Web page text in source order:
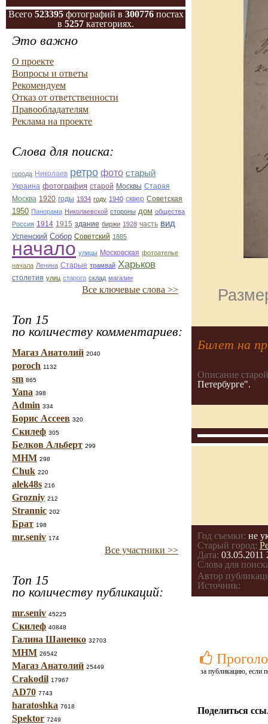
Всего 523395фотографий в 300776постах
в 5257 категориях.
Это важно
О проекте
Вопросы и ответы
Рекомендуем
Отказ от ответственности
Правообладателям
Реклама на проекте
Слова для поиска:
города Николаев ретро фото старый
Украина фотография старой Москвы Старая
Москва 1920 годы 1934 году 1940 сквер Советская
1950 Панорама Николаевской стороны дом общества
Россия 1914 1915 здание биржи 1928 часть вид
Успенский Собор Советский 1885
начало улицы Московская фотоателье
начала Ленина Старые трамвай Харьков
столетия улиц старого склад магазин
Все ключевые слова >>
Топ 15
по количеству комментариев:
Магаз Анатолий 2040
poroch 1132
sm 865
Yana 398
Admin 334
Борис Ассеев 320
Скилеф 305
Белков Альберт 299
МНМ 298
Chuk 220
alek48s 216
Grozniy 212
Strannic 202
Брат 198
mr.seniv 174
Все участники >>
Топ 15
по количеству публикаций:
mr.seniv 45225
Скилеф 40848
Галина Шаненко 32703
МНМ 26542
Магаз Анатолий 25449
Crakodil 17967
AD70 7743
haratoshka 7618
Spektor 7249
Билет на
Описание
Петербурге".
Год съемки: не
Старый город:
Дата: 03.05.2011
Слова для
Автор
Источник:
за публикацию, если
Поделиться